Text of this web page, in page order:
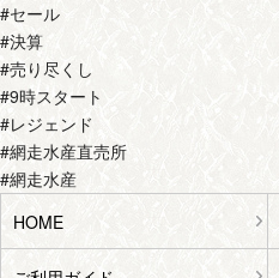
#セール
#決算
#売り尽くし
#9時スタート
#レジェンド
#網走水産直売所
#網走水産
HOME